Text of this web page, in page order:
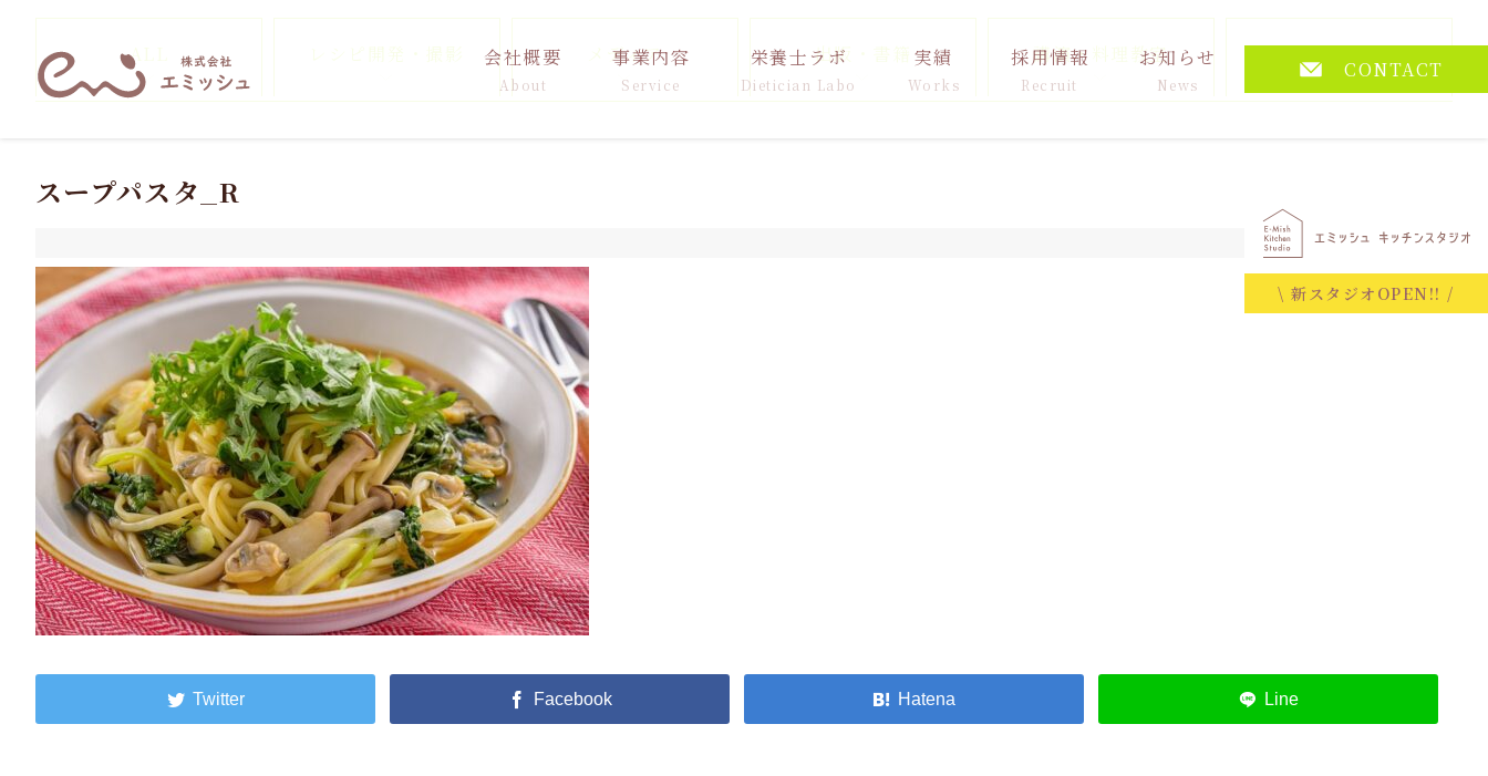
会社概要
About
事業内容
Service
栄養士ラボ
Dietician Labo
実績
Works
採用情報
Recruit
お知らせ
News
CONTACT
\ 新スタジオOPEN!! /
ALL レシピ開発・撮影 メディア 出版・書籍 講演・料理教室 その他
スープパスタ_R
2025.12.10